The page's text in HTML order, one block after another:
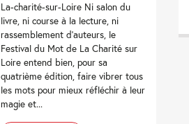
La-charité-sur-Loire Ni salon du
livre, ni course à la lecture, ni
rassemblement d’auteurs, le
Festival du Mot de La Charité sur
Loire entend bien, pour sa
quatrième édition, faire vibrer tous
les mots pour mieux réfléchir à leur
magie et...